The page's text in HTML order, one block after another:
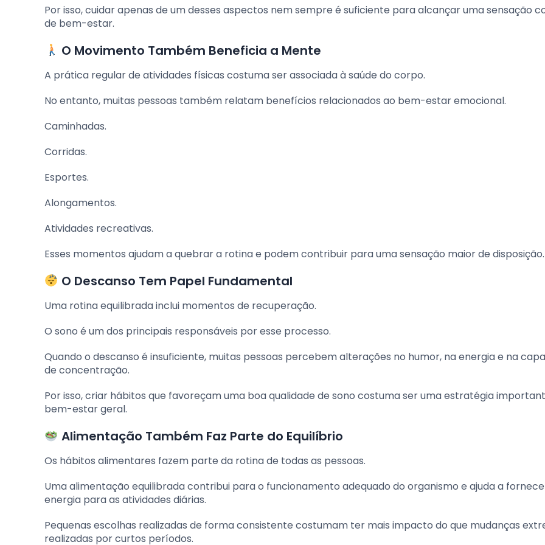
Por isso, cuidar apenas de um desses aspectos nem sempre é suficiente para alcançar uma sensação
de bem-estar.
O Movimento Também Beneficia a Mente
A prática regular de atividades físicas costuma ser associada à saúde do corpo.
No entanto, muitas pessoas também relatam benefícios relacionados ao bem-estar emocional.
Caminhadas.
Corridas.
Esportes.
Alongamentos.
Atividades recreativas.
Esses momentos ajudam a quebrar a rotina e podem contribuir para uma sensação maior de disposição.
O Descanso Tem Papel Fundamental
Uma rotina equilibrada inclui momentos de recuperação.
O sono é um dos principais responsáveis por esse processo.
Quando o descanso é insuficiente, muitas pessoas percebem alterações no humor, na energia e na
de concentração.
Por isso, criar hábitos que favoreçam uma boa qualidade de sono costuma ser uma estratégia
bem-estar geral.
Alimentação Também Faz Parte do Equilíbrio
Os hábitos alimentares fazem parte da rotina de todas as pessoas.
Uma alimentação equilibrada contribui para o funcionamento adequado do organismo e ajuda a
energia para as atividades diárias.
Pequenas escolhas realizadas de forma consistente costumam ter mais impacto do que mudanças
realizadas por curtos períodos.